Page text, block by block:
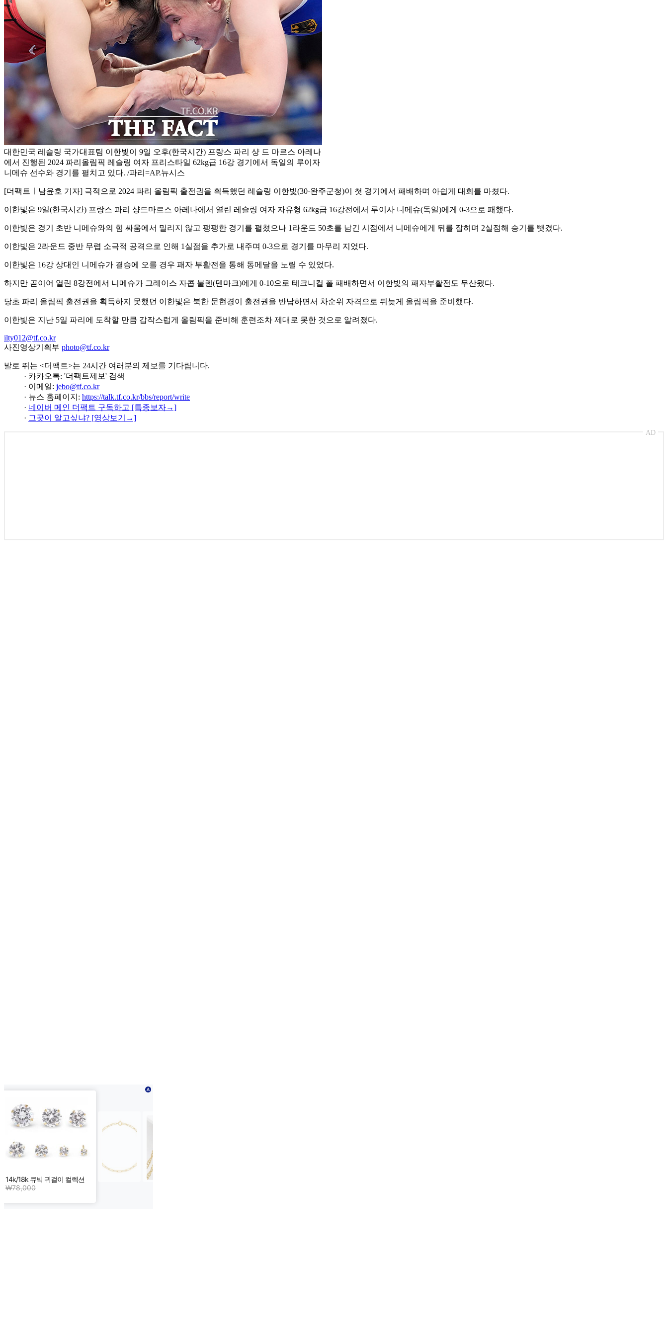
대한민국 레슬링 국가대표팀 이한빛이 9일 오후(한국시간) 프랑스 파리 샹 드 마르스 아레나
에서 진행된 2024 파리올림픽 레슬링 여자 프리스타일 62kg급 16강 경기에서 독일의 루이자
니메슈 선수와 경기를 펼치고 있다. /파리=AP.뉴시스
[더팩트ㅣ남윤호 기자] 극적으로 2024 파리 올림픽 출전권을 획득했던 레슬링 이한빛(30·완주군청)이 첫 경기에서 패배하며 아쉽게 대회를 마쳤다.
이한빛은 9일(한국시간) 프랑스 파리 샹드마르스 아레나에서 열린 레슬링 여자 자유형 62kg급 16강전에서 루이사 니메슈(독일)에게 0-3으로 패했다.
이한빛은 경기 초반 니메슈와의 힘 싸움에서 밀리지 않고 팽팽한 경기를 펼쳤으나 1라운드 50초를 남긴 시점에서 니메슈에게 뒤를 잡히며 2실점해 승기를 뺏겼다.
이한빛은 2라운드 중반 무렵 소극적 공격으로 인해 1실점을 추가로 내주며 0-3으로 경기를 마무리 지었다.
이한빛은 16강 상대인 니메슈가 결승에 오를 경우 패자 부활전을 통해 동메달을 노릴 수 있었다.
하지만 곧이어 열린 8강전에서 니메슈가 그레이스 자콥 불렌(덴마크)에게 0-10으로 테크니컬 폴 패배하면서 이한빛의 패자부활전도 무산됐다.
당초 파리 올림픽 출전권을 획득하지 못했던 이한빛은 북한 문현경이 출전권을 반납하면서 차순위 자격으로 뒤늦게 올림픽을 준비했다.
이한빛은 지난 5일 파리에 도착할 만큼 갑작스럽게 올림픽을 준비해 훈련조차 제대로 못한 것으로 알려졌다.
ilty012@tf.co.kr
사진영상기획부 photo@tf.co.kr
발로 뛰는 <더팩트>는 24시간 여러분의 제보를 기다립니다.
· 카카오톡: '더팩트제보' 검색
· 이메일: jebo@tf.co.kr
· 뉴스 홈페이지: https://talk.tf.co.kr/bbs/report/write
· 네이버 메인 더팩트 구독하고 [특종보자→]
· 그곳이 알고싶냐? [영상보기→]
AD